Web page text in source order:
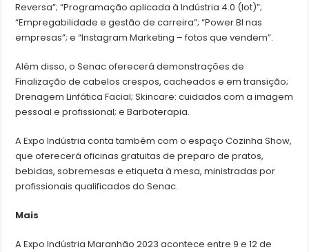
Reversa”; “Programação aplicada à Indústria 4.0 (Iot)”;
“Empregabilidade e gestão de carreira”; “Power BI nas
empresas”; e “Instagram Marketing – fotos que vendem”.
Além disso, o Senac oferecerá demonstrações de
Finalização de cabelos crespos, cacheados e em transição;
Drenagem Linfática Facial; Skincare: cuidados com a imagem
pessoal e profissional; e Barboterapia.
A Expo Indústria conta também com o espaço Cozinha Show,
que oferecerá oficinas gratuitas de preparo de pratos,
bebidas, sobremesas e etiqueta à mesa, ministradas por
profissionais qualificados do Senac.
Mais
A Expo Indústria Maranhão 2023 acontece entre 9 e 12 de